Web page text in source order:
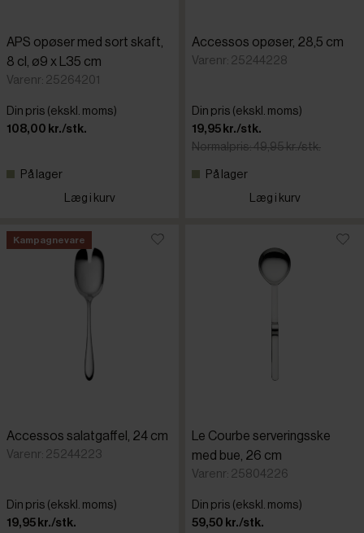
APS opøser med sort skaft,
8 cl, ø9 x L35 cm
Varenr: 25264201
Din pris (ekskl. moms)
108,00 kr./stk.
På lager
Læg i kurv
Accessos opøser, 28,5 cm
Varenr: 25244228
Din pris (ekskl. moms)
19,95 kr./stk.
Normalpris: 49,95 kr./stk.
På lager
Læg i kurv
Kampagnevare
Accessos salatgaffel, 24 cm
Varenr: 25244223
Din pris (ekskl. moms)
19,95 kr./stk.
Le Courbe serveringsske
med bue, 26 cm
Varenr: 25804226
Din pris (ekskl. moms)
59,50 kr./stk.